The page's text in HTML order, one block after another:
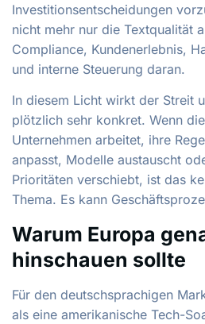
Investitionsentscheidungen
nicht mehr nur die Textqualität
Compliance, Kundenerlebnis,
und interne Steuerung daran.
In diesem Licht wirkt der Streit
plötzlich sehr konkret. Wenn
Unternehmen arbeitet, ihre
anpasst, Modelle austauscht
Prioritäten verschiebt, ist das
Thema. Es kann
Warum Europa
hinschauen sollte
Für den deutschsprachigen
als eine amerikanische Tech-